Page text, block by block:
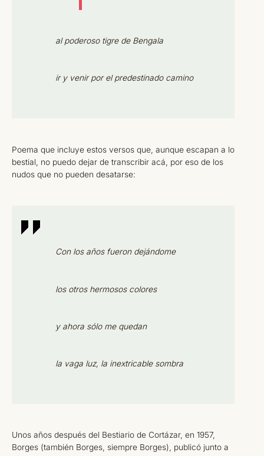
al poderoso tigre de Bengala
ir y venir por el predestinado camino
Poema que incluye estos versos que, aunque escapan a lo
bestial, no puedo dejar de transcribir acá, por eso de los
nudos que no pueden desatarse:
Con los años fueron dejándome
los otros hermosos colores
y ahora sólo me quedan
la vaga luz, la inextricable sombra
Unos años después del Bestiario de Cortázar, en 1957,
Borges (también Borges, siempre Borges), publicó junto a